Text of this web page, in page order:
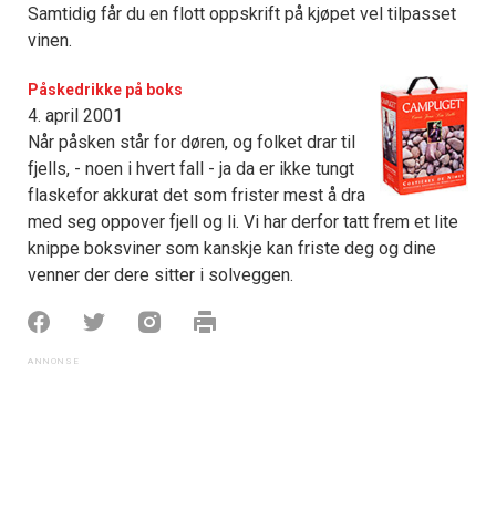
Samtidig får du en flott oppskrift på kjøpet vel tilpasset
vinen.
Påskedrikke på boks
4. april 2001
Når påsken står for døren, og folket drar til
fjells, - noen i hvert fall - ja da er ikke tungt
flaskefor akkurat det som frister mest å dra
med seg oppover fjell og li. Vi har derfor tatt frem et lite
knippe boksviner som kanskje kan friste deg og dine
venner der dere sitter i solveggen.